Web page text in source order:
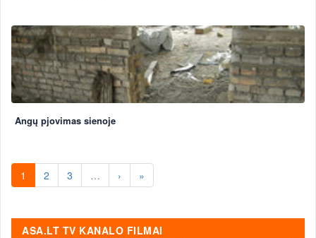
Angų pjovimas sienoje
1 2 3 … › »
ASA.LT TV KANALO FILMAI